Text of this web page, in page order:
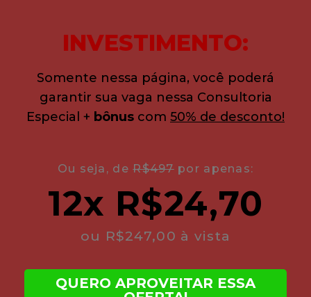
INVESTIMENTO:
Somente nessa página, você poderá
garantir sua vaga nessa Consultoria
Especial + bônus com 50% de desconto!
Ou seja, deR$497por apenas:
12x R$24,70
ou R$247,00 à vista
QUERO APROVEITAR ESSA